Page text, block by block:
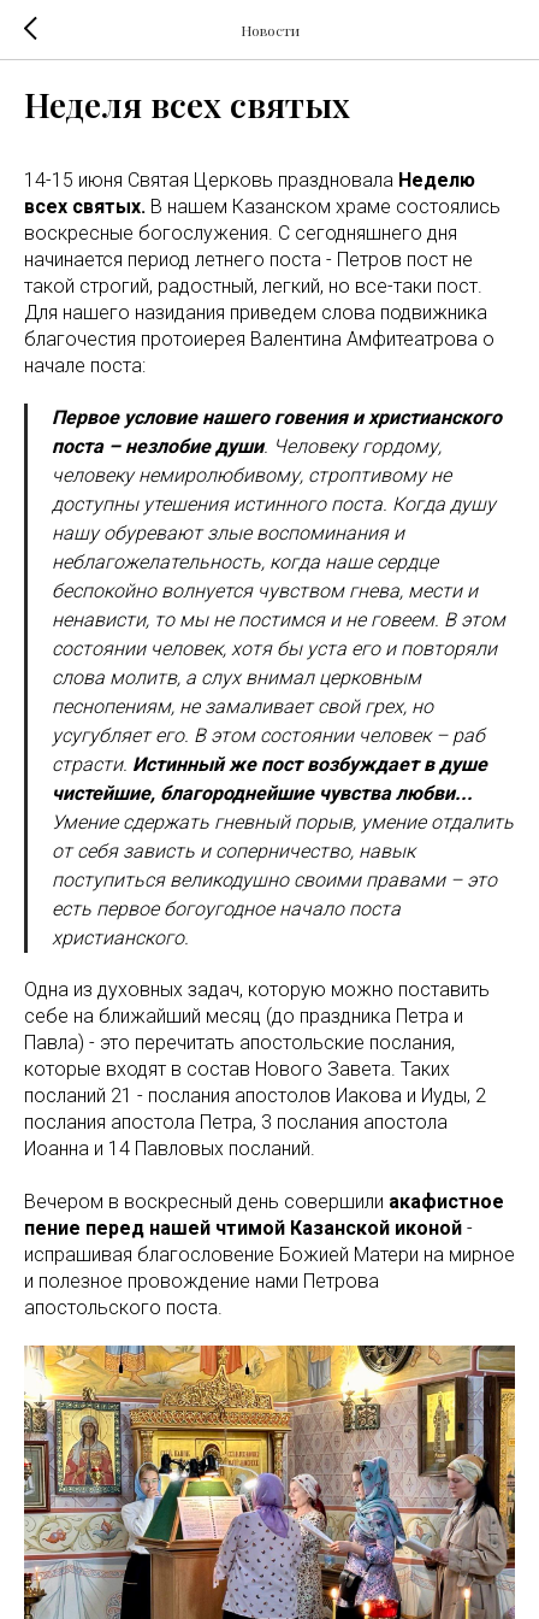
Новости
Неделя всех святых
14-15 июня Святая Церковь праздновала Неделю
всех святых. В нашем Казанском храме состоялись
воскресные богослужения. С сегодняшнего дня
начинается период летнего поста - Петров пост не
такой строгий, радостный, легкий, но все-таки пост.
Для нашего назидания приведем слова подвижника
благочестия протоиерея Валентина Амфитеатрова о
начале поста:
Первое условие нашего говения и христианского
поста – незлобие души. Человеку гордому,
человеку немиролюбивому, строптивому не
доступны утешения истинного поста. Когда душу
нашу обуревают злые воспоминания и
неблагожелательность, когда наше сердце
беспокойно волнуется чувством гнева, мести и
ненависти, то мы не постимся и не говеем. В этом
состоянии человек, хотя бы уста его и повторяли
слова молитв, а слух внимал церковным
песнопениям, не замаливает свой грех, но
усугубляет его. В этом состоянии человек – раб
страсти. Истинный же пост возбуждает в душе
чистейшие, благороднейшие чувства любви...
Умение сдержать гневный порыв, умение отдалить
от себя зависть и соперничество, навык
поступиться великодушно своими правами – это
есть первое богоугодное начало поста
христианского.
Одна из духовных задач, которую можно поставить
себе на ближайший месяц (до праздника Петра и
Павла) - это перечитать апостольские послания,
которые входят в состав Нового Завета. Таких
посланий 21 - послания апостолов Иакова и Иуды, 2
послания апостола Петра, 3 послания апостола
Иоанна и 14 Павловых посланий.
Вечером в воскресный день совершили акафистное
пение перед нашей чтимой Казанской иконой -
испрашивая благословение Божией Матери на мирное
и полезное провождение нами Петрова
апостольского поста.